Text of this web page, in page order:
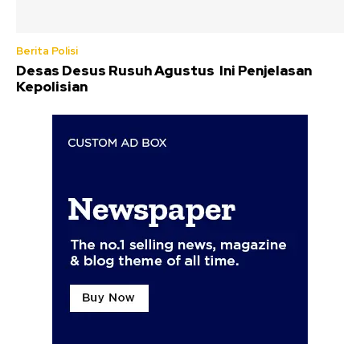
Berita Polisi
Desas Desus Rusuh Agustus Ini Penjelasan
Kepolisian